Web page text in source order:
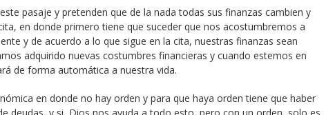
pasaje y pretenden que de la nada todas sus finanzas cambien y
en donde primero tiene que suceder que nos acostumbremos a
y de acuerdo a lo que sigue en la cita, nuestras finanzas sean
adquirido nuevas costumbres financieras y cuando estemos en
de forma automática a nuestra vida.
en donde no hay orden y para que haya orden tiene que haber